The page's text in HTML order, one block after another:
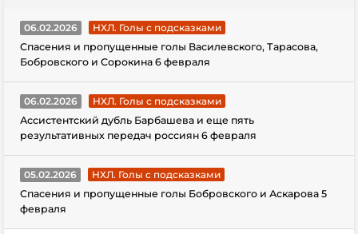
06.02.2026
НХЛ. Голы с подсказками
Спасения и пропущенные голы Василевского, Тарасова,
Бобровского и Сорокина 6 февраля
06.02.2026
НХЛ. Голы с подсказками
Ассистентский дубль Барбашева и еще пять
результативных передач россиян 6 февраля
05.02.2026
НХЛ. Голы с подсказками
Спасения и пропущенные голы Бобровского и Аскарова 5
февраля